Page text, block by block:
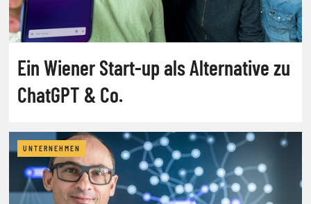
Ein Wiener Start-up als Alternative zu
ChatGPT & Co.
UNTERNEHMEN